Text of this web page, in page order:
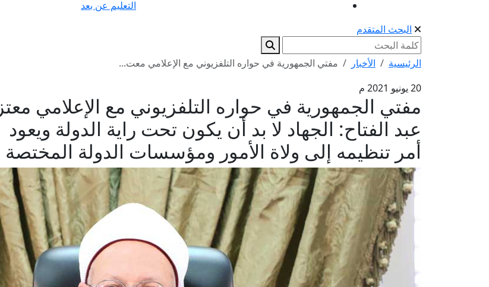
التعليم عن بعد
البحث المتقدم
الرئيسية الأخبار
مفتي الجمهورية في حواره التلفزيوني مع الإعلامي معت...
20 يونيو 2021 م
مفتي الجمهورية في حواره التلفزيوني مع الإعلامي معتز
عبد الفتاح: الجهاد لا بد أن يكون تحت راية الدولة ويعود
أمر تنظيمه إلى ولاة الأمور ومؤسسات الدولة المختصة